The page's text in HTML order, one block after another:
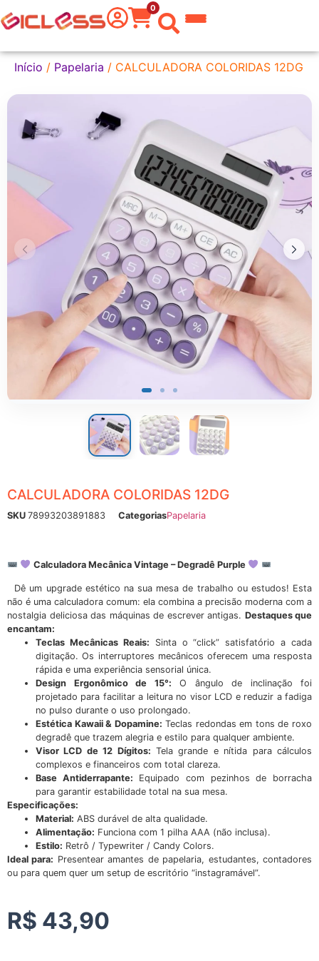
0
do Mundo
Grafite
Texto
Início / Papelaria / CALCULADORA COLORIDAS 12DG
CALCULADORA COLORIDAS 12DG
SKU 78993203891883 CategoriasPapelaria
Calculadora Mecânica Vintage – Degradê Purple
Dê um upgrade estético na sua mesa de trabalho ou estudos! Esta
não é uma calculadora comum: ela combina a precisão moderna com a
nostalgia deliciosa das máquinas de escrever antigas. Destaques que
encantam:
Teclas Mecânicas Reais: Sinta o “click” satisfatório a cada
digitação. Os interruptores mecânicos oferecem uma resposta
rápida e uma experiência sensorial única.
Design Ergonômico de 15°: O ângulo de inclinação foi
projetado para facilitar a leitura no visor LCD e reduzir a fadiga
no pulso durante o uso prolongado.
Estética Kawaii & Dopamine: Teclas redondas em tons de roxo
degradê que trazem alegria e estilo para qualquer ambiente.
Visor LCD de 12 Dígitos: Tela grande e nítida para cálculos
complexos e financeiros com total clareza.
Base Antiderrapante: Equipado com pezinhos de borracha
para garantir estabilidade total na sua mesa.
Especificações:
Material: ABS durável de alta qualidade.
Alimentação: Funciona com 1 pilha AAA (não inclusa).
Estilo: Retrô / Typewriter / Candy Colors.
Ideal para: Presentear amantes de papelaria, estudantes, contadores
ou para quem quer um setup de escritório “instagramável”.
R$ 43,90